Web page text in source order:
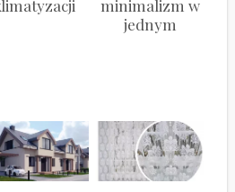
minimalizm w
jednym